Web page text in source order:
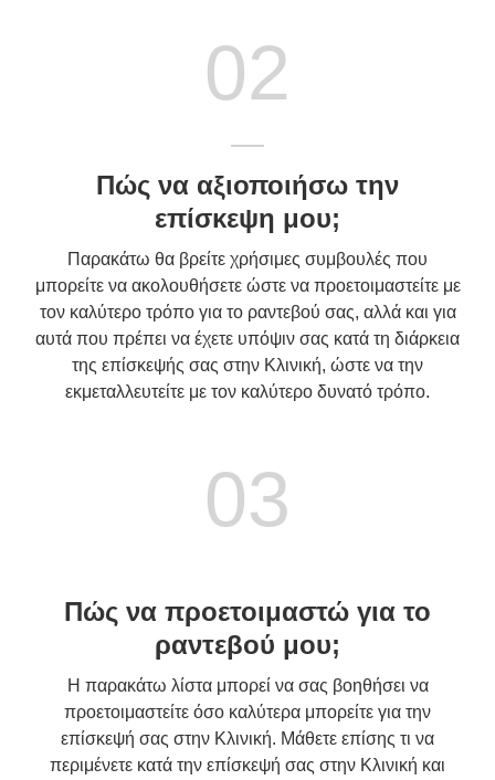
02
Πώς να αξιοποιήσω την
επίσκεψη μου;
Παρακάτω θα βρείτε χρήσιμες συμβουλές που
μπορείτε να ακολουθήσετε ώστε να προετοιμαστείτε με
τον καλύτερο τρόπο για το ραντεβού σας, αλλά και για
αυτά που πρέπει να έχετε υπόψιν σας κατά τη διάρκεια
της επίσκεψής σας στην Κλινική, ώστε να την
εκμεταλλευτείτε με τον καλύτερο δυνατό τρόπο.
03
Πώς να προετοιμαστώ για το
ραντεβού μου;
Η παρακάτω λίστα μπορεί να σας βοηθήσει να
προετοιμαστείτε όσο καλύτερα μπορείτε για την
επίσκεψή σας στην Κλινική. Μάθετε επίσης τι να
περιμένετε κατά την επίσκεψή σας στην Κλινική και